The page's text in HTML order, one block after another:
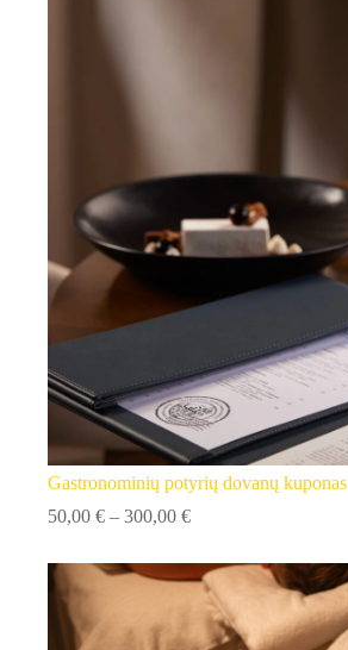
Gastronominių potyrių dovanų kuponas
50,00 € – 300,00 €Price
through
300,00 €